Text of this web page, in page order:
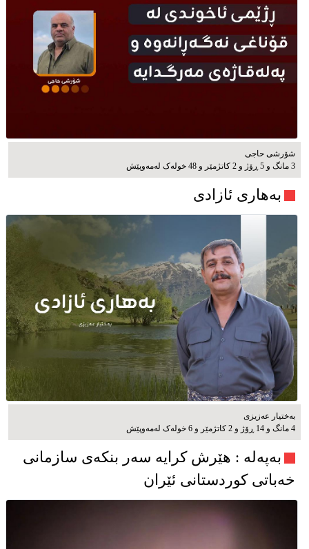
شۆرشی حاجی
3 مانگ و 5 ڕۆژ و 2 کاتژمێر و 48 خوله‌ک له‌مه‌وپێش‌
بەهاری ئازادی
بەختیار عەزیزی
4 مانگ و 14 ڕۆژ و 2 کاتژمێر و 6 خوله‌ک له‌مه‌وپێش‌
به‌په‌له‌ : هێرش کرایە سەر بنکەی سازمانی
خەباتی کوردستانی ئێران